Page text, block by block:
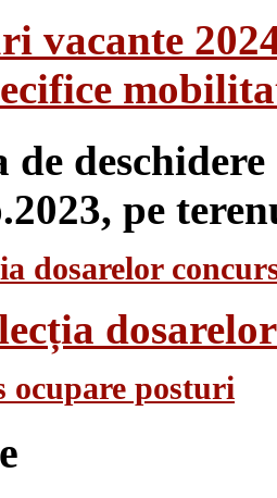
vacante
de
pe
dosarelor
ocupare posturi